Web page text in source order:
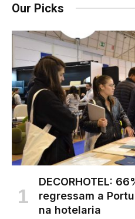
Our Picks
DECORHOTEL:
regressam a
na hotelaria